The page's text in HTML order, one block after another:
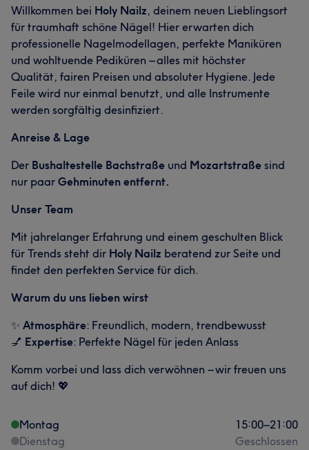
Willkommen bei Holy Nailz, deinem neuen Lieblingsort
für traumhaft schöne Nägel! Hier erwarten dich
professionelle Nagelmodellagen, perfekte Maniküren
und wohltuende Pediküren – alles mit höchster
Qualität, fairen Preisen und absoluter Hygiene. Jede
Feile wird nur einmal benutzt, und alle Instrumente
werden sorgfältig desinfiziert.
Anreise & Lage
Der Bushaltestelle Bachstraße und Mozartstraße sind
nur paar Gehminuten entfernt.
Unser Team
Mit jahrelanger Erfahrung und einem geschulten Blick
für Trends steht dir Holy Nailz beratend zur Seite und
findet den perfekten Service für dich.
Warum du uns lieben wirst
✨ Atmosphäre: Freundlich, modern, trendbewusst
💅 Expertise: Perfekte Nägel für jeden Anlass
Komm vorbei und lass dich verwöhnen – wir freuen uns
auf dich! 💖
Montag 15:00–21:00
Dienstag
Geschlossen